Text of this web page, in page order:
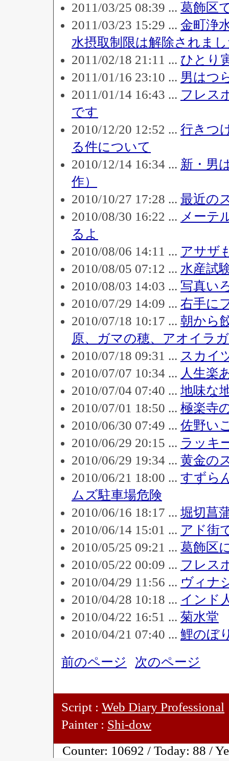
2011/03/25 08:39 ... 葛飾区
2011/03/23 15:29 ... 金町浄
水摂取制限は解除されま
2011/02/18 21:11 ... ひとり
2011/01/16 23:10 ... 男はつ
2011/01/14 16:43 ... フレス
です
2010/12/20 12:52 ... 行きつ
る件について
2010/12/14 16:34 ... 新・男
作）
2010/10/27 17:28 ... 最近の
2010/08/30 16:22 ... メーテ
るよ
2010/08/06 14:11 ... アサザ
2010/08/05 07:12 ... 水産試
2010/08/03 14:03 ... 写真い
2010/07/29 14:09 ... 右手に
2010/07/18 10:17 ... 朝から
原、ガマの穂、アオイラガ
2010/07/18 09:31 ... スカイ
2010/07/07 10:34 ... 人生楽
2010/07/04 07:40 ... 地味な
2010/07/01 18:50 ... 極楽寺
2010/06/30 07:49 ... 佐野い
2010/06/29 20:15 ... ラッキ
2010/06/29 19:34 ... 黄金の
2010/06/21 18:00 ... すずら
ムズ駐車場危険
2010/06/16 18:17 ... 堀切菖
2010/06/14 15:01 ... アド街
2010/05/25 09:21 ... 葛飾区
2010/05/22 00:09 ... フレス
2010/04/29 11:56 ... ヴィナ
2010/04/28 10:18 ... インド
2010/04/22 16:51 ... 菊水堂
2010/04/21 07:40 ... 鯉のぼ
前のページ
次のページ
Script : Web Diary Professional
Painter : Shi-dow
Counter: 10692 / Today: 88 /